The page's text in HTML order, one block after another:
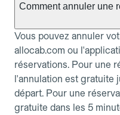
Comment annuler une
Vous pouvez annuler
allocab.com ou
réservations. Pour une
l'annulation est gratuite
départ. Pour une
gratuite dans les 5